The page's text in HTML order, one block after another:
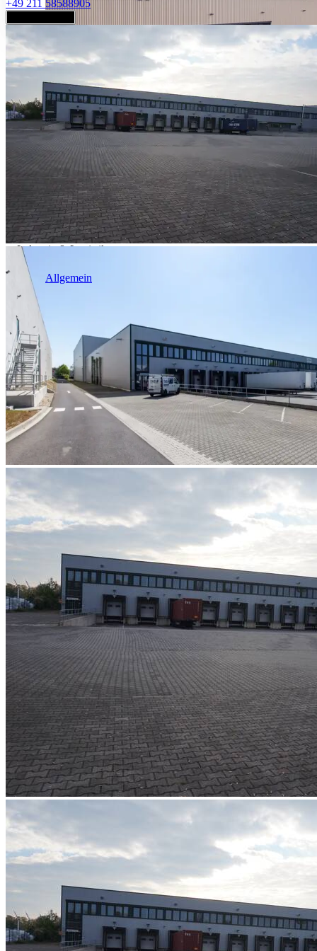
Industrie & Logistik
Allgemein
+49 211 58588905